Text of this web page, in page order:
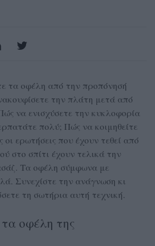
τα οφέλη από την προπόνησή
την πλάτη μετά από
να ενισχύσετε την κυκλοφορία
πολύ; Πώς να κοιμηθείτε
ερωτήσεις που έχουν τεθεί από
στο σπίτι έχουν τελικά την
Τα οφέλη σύμφωνα με
Συνεχίστε την ανάγνωση κι
τη σωτήρια αυτή τεχνική.
οφέλη της